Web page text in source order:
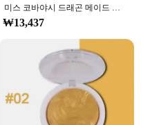
미스 코바야시 드래곤 메이드 토루 칸나 티셔츠
₩13,437